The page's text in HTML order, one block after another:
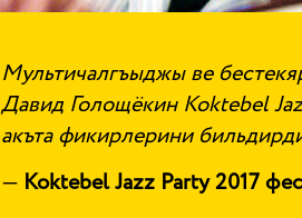
Мультичалгъыджы ве
Давид Голощёкин Koktebel
акъта фикирлерини
— Koktebel Jazz Party2017